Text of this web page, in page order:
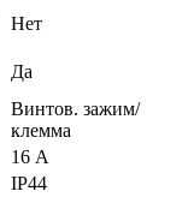
Нет
Да
Винтов. зажим/
клемма
16 А
IP44